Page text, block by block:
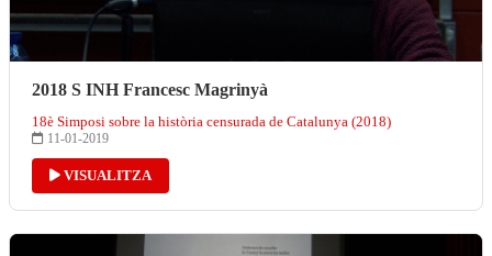
2018 S INH Francesc Magrinyà
18è Simposi sobre la història censurada de Catalunya (2018)
11-01-2019
VISUALITZA